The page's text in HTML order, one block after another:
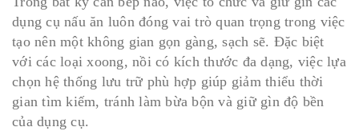
dụng cụ nấu ăn luôn đóng vai trò quan trọng trong việc
tạo nên một không gian gọn gàng, sạch sẽ. Đặc biệt
với các loại xoong, nồi có kích thước đa dạng, việc lựa
chọn hệ thống lưu trữ phù hợp giúp giảm thiểu thời
gian tìm kiếm, tránh làm bừa bộn và giữ gìn độ bền
của dụng cụ.